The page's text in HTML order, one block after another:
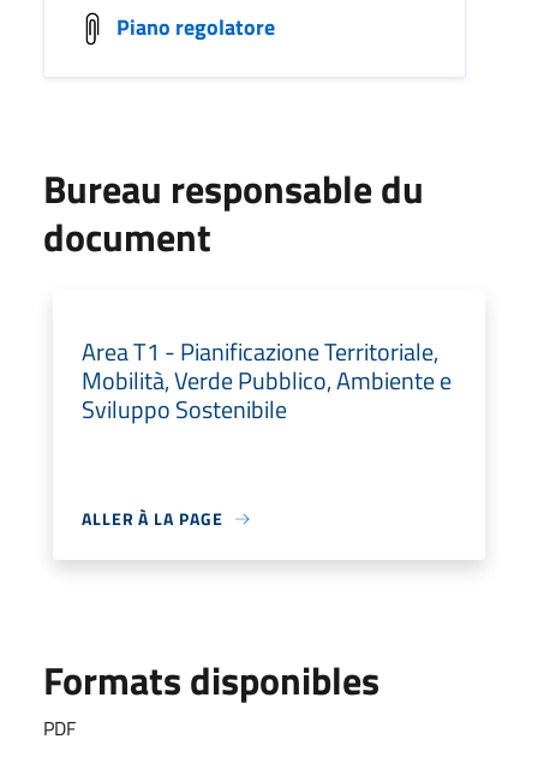
Piano regolatore
Bureau responsable du
document
Area T1 - Pianificazione Territoriale,
Mobilità, Verde Pubblico, Ambiente e
Sviluppo Sostenibile
ALLER À LA PAGE
Formats disponibles
PDF